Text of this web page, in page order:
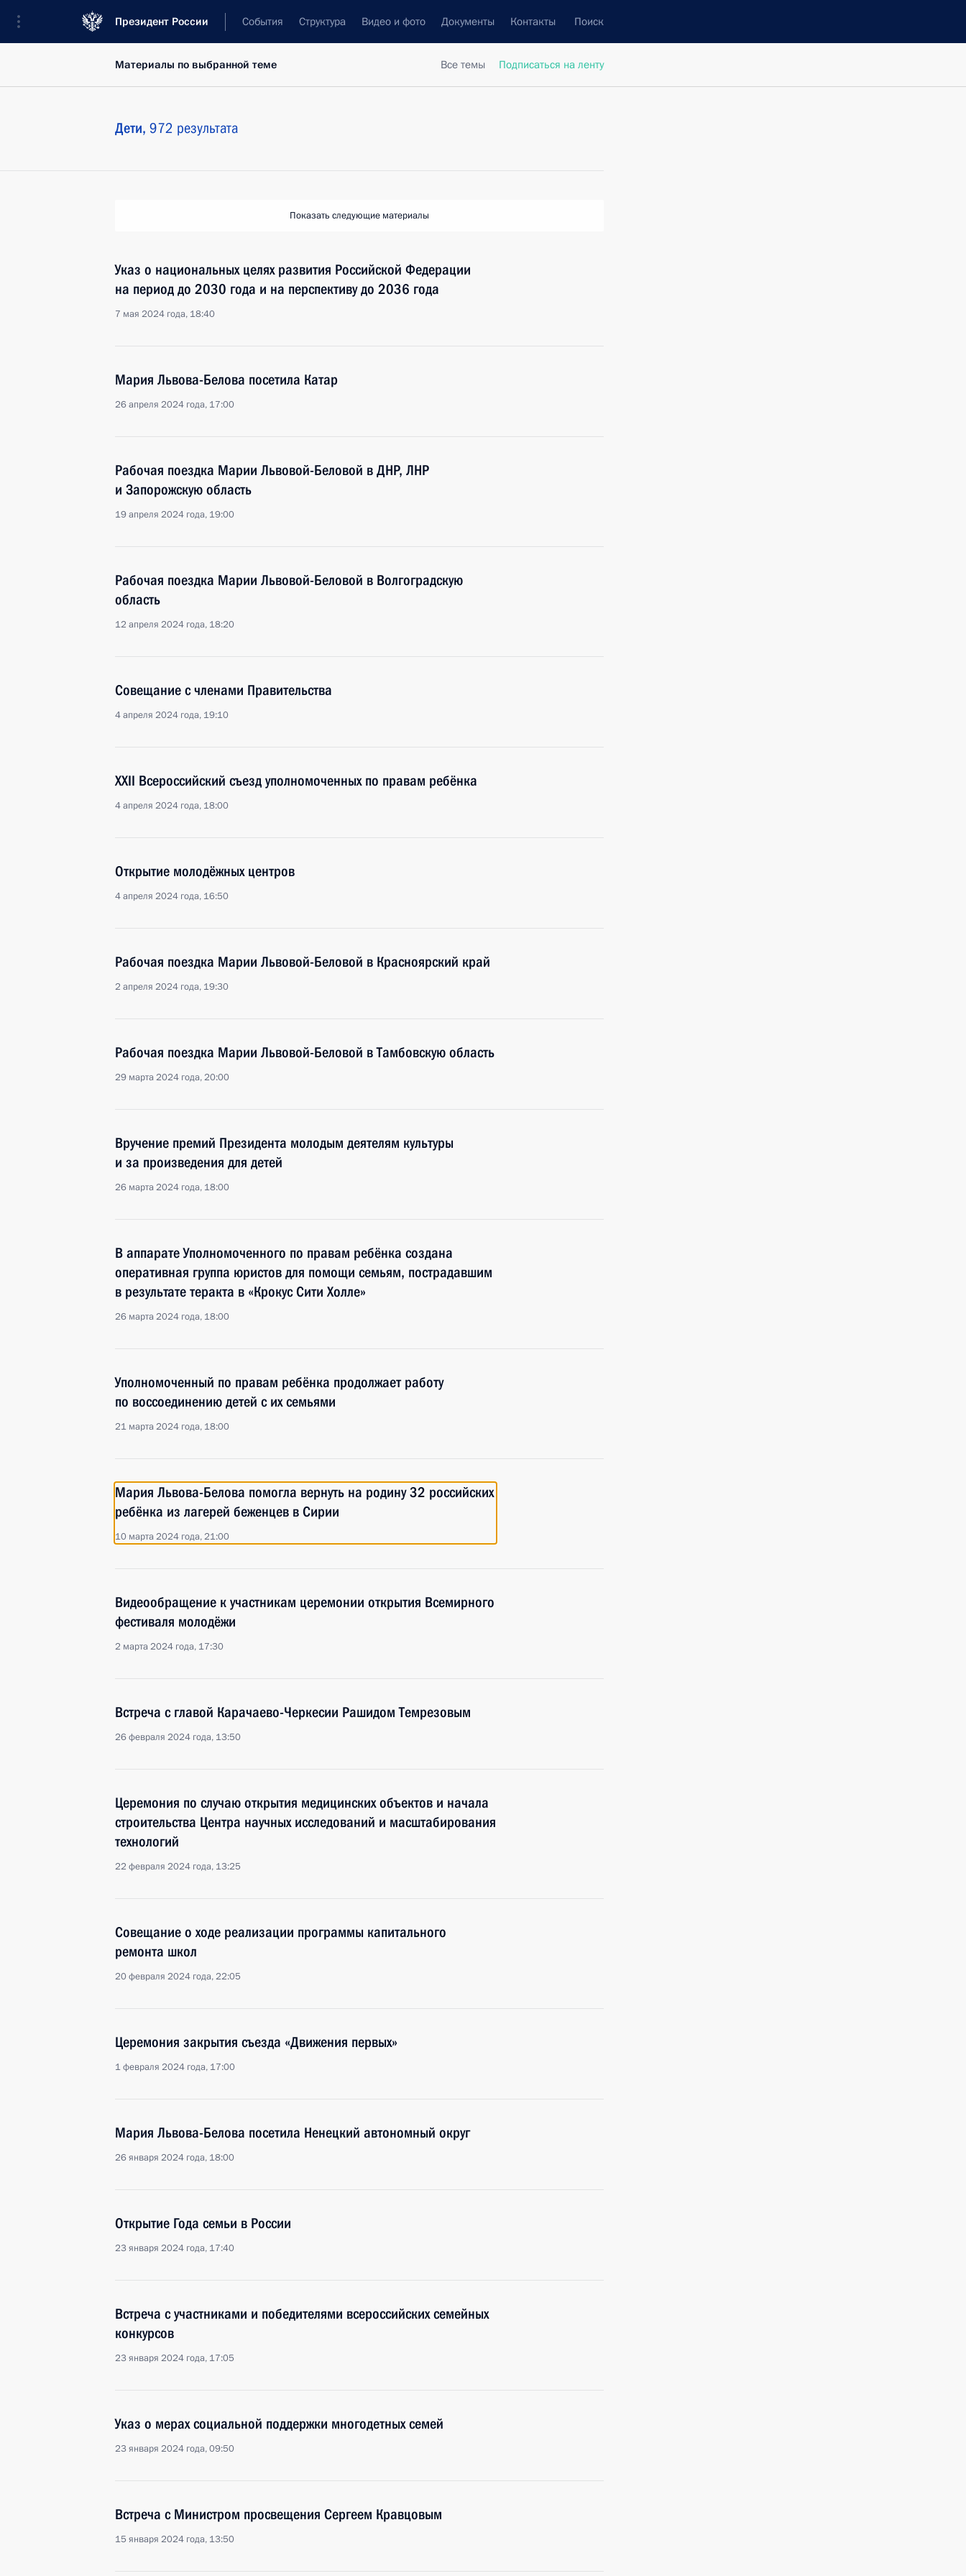
Президент России События Структура Видео и фото Документы Контакты Поиск
Все темы Подписаться на ленту
Материалы по выбранной теме
Дети, 972 результата
Показать следующие материалы
Указ о национальных целях развития Российской Федерации
на период до 2030 года и на перспективу до 2036 года
7 мая 2024 года, 18:40
Мария Львова-Белова посетила Катар
26 апреля 2024 года, 17:00
Рабочая поездка Марии Львовой-Беловой в ДНР, ЛНР
и Запорожскую область
19 апреля 2024 года, 19:00
Рабочая поездка Марии Львовой-Беловой в Волгоградскую
область
12 апреля 2024 года, 18:20
Совещание с членами Правительства
4 апреля 2024 года, 19:10
XXII Всероссийский съезд уполномоченных по правам ребёнка
4 апреля 2024 года, 18:00
Открытие молодёжных центров
4 апреля 2024 года, 16:50
Рабочая поездка Марии Львовой-Беловой в Красноярский край
2 апреля 2024 года, 19:30
Рабочая поездка Марии Львовой-Беловой в Тамбовскую область
29 марта 2024 года, 20:00
Вручение премий Президента молодым деятелям культуры
и за произведения для детей
26 марта 2024 года, 18:00
В аппарате Уполномоченного по правам ребёнка создана
оперативная группа юристов для помощи семьям, пострадавшим
в результате теракта в «Крокус Сити Холле»
26 марта 2024 года, 18:00
Уполномоченный по правам ребёнка продолжает работу
по воссоединению детей с их семьями
21 марта 2024 года, 18:00
Мария Львова-Белова помогла вернуть на родину 32 российских
ребёнка из лагерей беженцев в Сирии
10 марта 2024 года, 21:00
Видеообращение к участникам церемонии открытия Всемирного
фестиваля молодёжи
2 марта 2024 года, 17:30
Встреча с главой Карачаево-Черкесии Рашидом Темрезовым
26 февраля 2024 года, 13:50
Церемония по случаю открытия медицинских объектов и начала
строительства Центра научных исследований и масштабирования
технологий
22 февраля 2024 года, 13:25
Совещание о ходе реализации программы капитального
ремонта школ
20 февраля 2024 года, 22:05
Церемония закрытия съезда «Движения первых»
1 февраля 2024 года, 17:00
Мария Львова-Белова посетила Ненецкий автономный округ
26 января 2024 года, 18:00
Открытие Года семьи в России
23 января 2024 года, 17:40
Встреча с участниками и победителями всероссийских семейных
конкурсов
23 января 2024 года, 17:05
Указ о мерах социальной поддержки многодетных семей
23 января 2024 года, 09:50
Встреча с Министром просвещения Сергеем Кравцовым
15 января 2024 года, 13:50